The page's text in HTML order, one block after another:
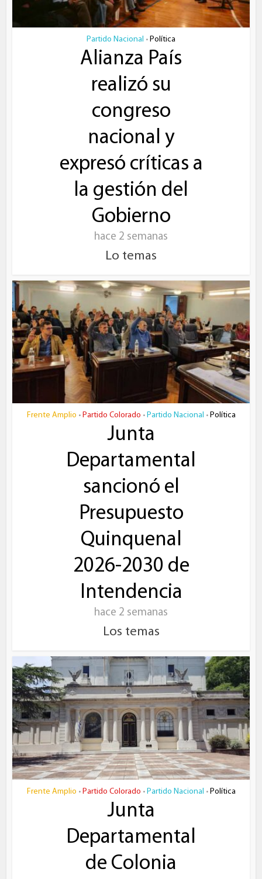
Partido Nacional • Política
Alianza País
realizó su
congreso
nacional y
expresó críticas a
la gestión del
Gobierno
hace 2 semanas
Lo temas
Frente Amplio • Partido Colorado • Partido Nacional • Política
Junta
Departamental
sancionó el
Presupuesto
Quinquenal
2026-2030 de
Intendencia
hace 2 semanas
Los temas
Frente Amplio • Partido Colorado • Partido Nacional • Política
Junta
Departamental
de Colonia